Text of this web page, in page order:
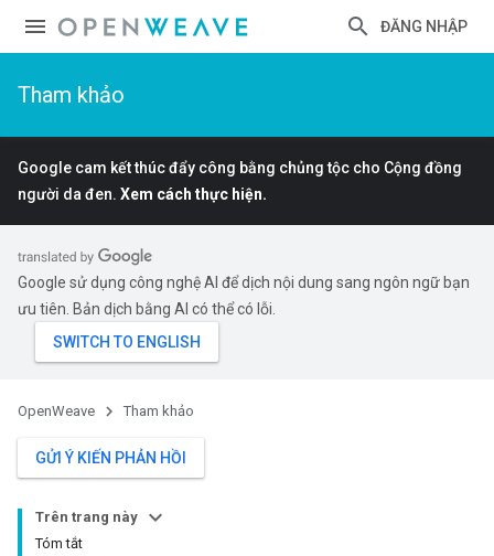
ĐĂNG NHẬP
Tham khảo
Google cam kết thúc đẩy công bằng chủng tộc cho Cộng đồng
người da đen. Xem cách thực hiện.
Google sử dụng công nghệ AI để dịch nội dung sang ngôn ngữ bạn
ưu tiên. Bản dịch bằng AI có thể có lỗi.
OpenWeave Tham khảo
GỬI Ý KIẾN PHẢN HỒI
Trên trang này
Tóm tắt